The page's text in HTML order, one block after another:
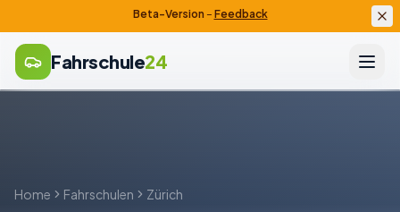
Beta-Version – Feedback
Fahrschule24
Home Fahrschulen Zürich